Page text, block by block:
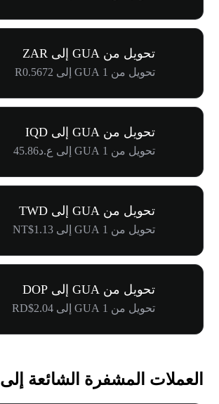
تحويل من GUA إلى ZAR
تحويل من 1 GUA إلى R0.5672
تحويل من GUA إلى IQD
تحويل من 1 GUA إلى ع.د45.86
تحويل من GUA إلى TWD
تحويل من 1 GUA إلى NT$1.13
تحويل من GUA إلى DOP
تحويل من 1 GUA إلى RD$2.04
العملات المشفرة الشائعة إلى GBP